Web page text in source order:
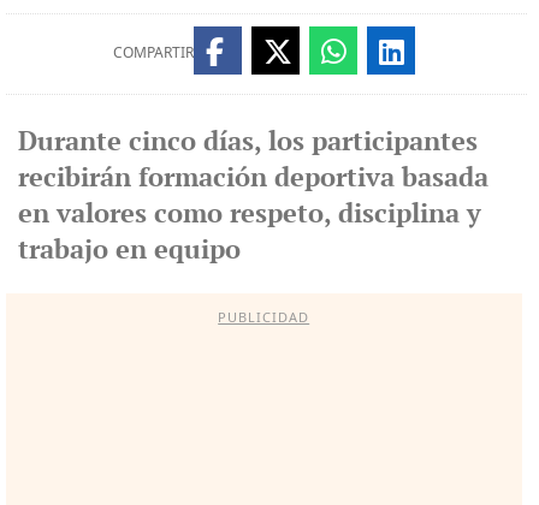
COMPARTIR
Durante cinco días, los participantes
recibirán formación deportiva basada
en valores como respeto, disciplina y
trabajo en equipo
PUBLICIDAD